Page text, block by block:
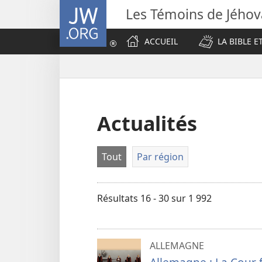
JW.ORG Les Témoins de
ACCUEIL
LA BIBLE
Actualités
Tout Par région
Résultats 16 - 30 sur 1 992
ALLEMAGNE